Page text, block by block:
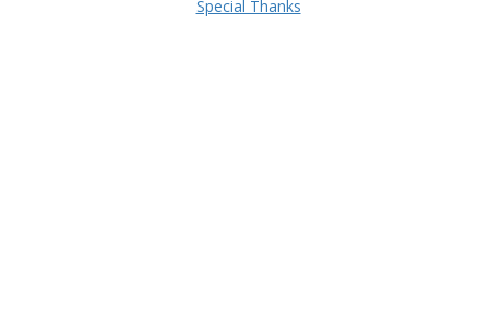
Special Thanks